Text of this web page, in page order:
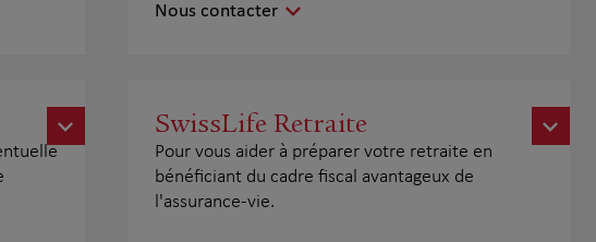
Nous contacter
SwissLife Retraite
Pour vous aider à préparer votre retraite en
bénéficiant du cadre fiscal avantageux de
l'assurance-vie.